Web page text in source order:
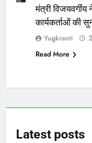
मंत्री
कार्यकर्ताओं की
Yugkranti
Read More
Latest posts